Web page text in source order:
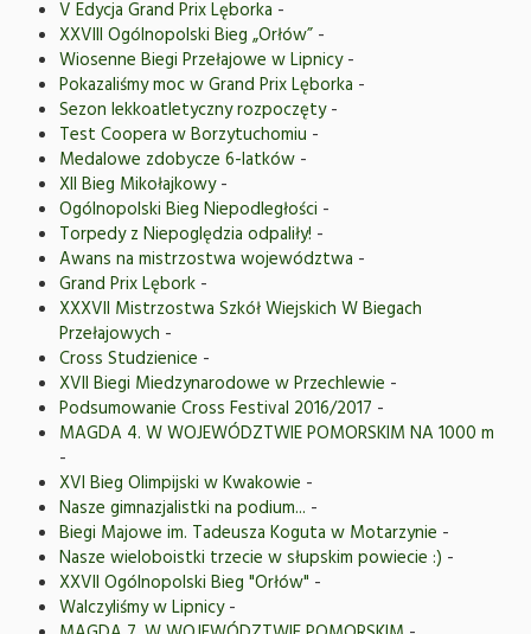
V Edycja Grand Prix Lęborka -
XXVIII Ogólnopolski Bieg „Orłów” -
Wiosenne Biegi Przełajowe w Lipnicy-
Pokazaliśmy moc w Grand Prix Lęborka -
Sezon lekkoatletyczny rozpoczęty-
Test Coopera w Borzytuchomiu -
Medalowe zdobycze 6-latków -
XII Bieg Mikołajkowy-
Ogólnopolski Bieg Niepodległości -
Torpedy z Niepoględzia odpaliły! -
Awans na mistrzostwa województwa -
Grand Prix Lębork -
XXXVII Mistrzostwa Szkół Wiejskich W Biegach
Przełajowych -
Cross Studzienice -
XVII Biegi Miedzynarodowe w Przechlewie -
Podsumowanie Cross Festival 2016/2017 -
MAGDA 4. W WOJEWÓDZTWIE POMORSKIM NA 1000 m
-
XVI Bieg Olimpijski w Kwakowie -
Nasze gimnazjalistki na podium... -
Biegi Majowe im. Tadeusza Koguta w Motarzynie -
Nasze wieloboistki trzecie w słupskim powiecie :) -
XXVII Ogólnopolski Bieg "Orłów" -
Walczyliśmy w Lipnicy-